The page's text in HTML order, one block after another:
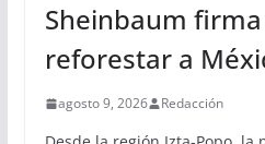
Sheinbaum
reforestar a
agosto 9, 2026 Redacción